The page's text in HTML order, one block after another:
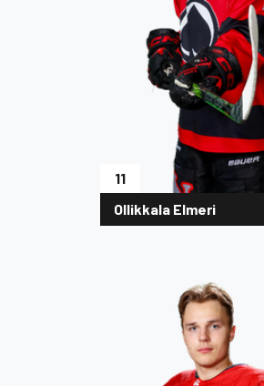
11
Ollikkala Elmeri